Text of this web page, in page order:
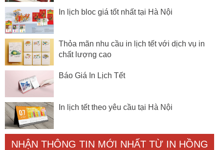
In lịch bloc giá tốt nhất tại Hà Nội
Thỏa mãn nhu cầu in lịch tết với dịch vụ in
chất lượng cao
Báo Giá In Lịch Tết
In lịch tết theo yêu cầu tại Hà Nội
NHẬN THÔNG TIN MỚI NHẤT TỪ IN HỒNG